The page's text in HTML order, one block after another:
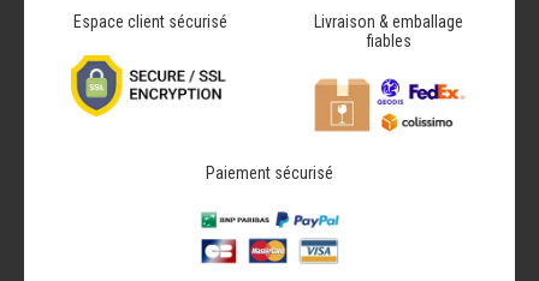
Espace client sécurisé
Livraison & emballage
fiables
Paiement sécurisé